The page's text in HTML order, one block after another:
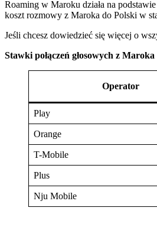
Roaming w Maroku działa na
koszt rozmowy z Maroka do Polski w
Jeśli chcesz dowiedzieć się więcej o
Stawki połączeń głosowych z
Operator
Play
Orange
T-Mobile
Plus
Nju Mobile